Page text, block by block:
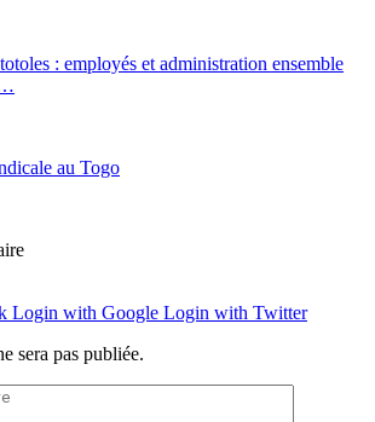
: employés et administration ensemble
au Togo
Login with Google Login with Twitter
sera pas publiée.